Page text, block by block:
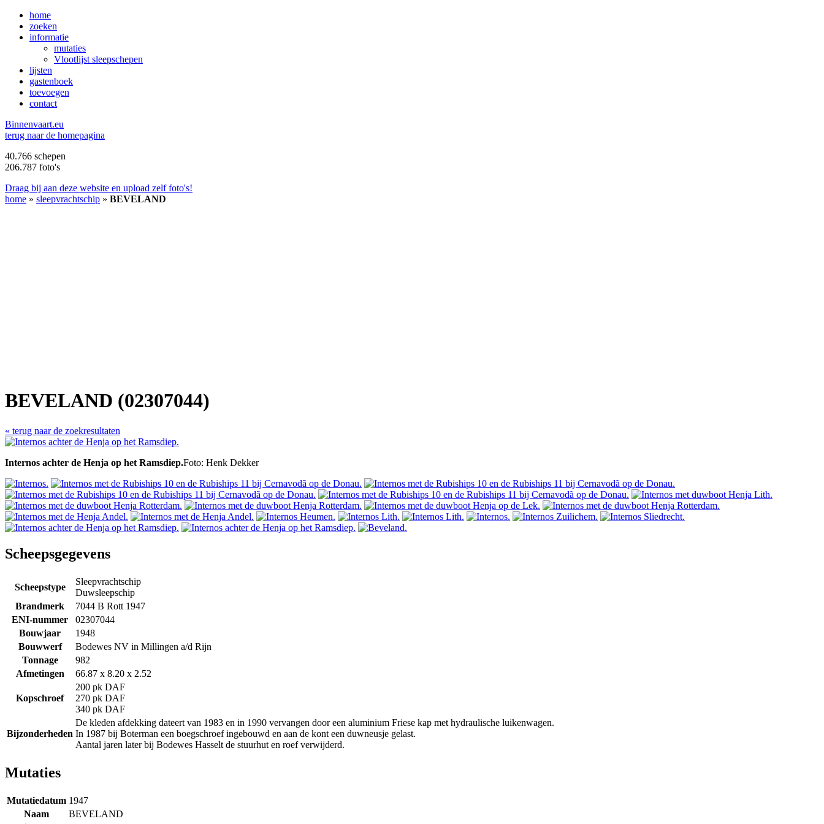
home
zoeken
informatie
mutaties
Vlootlijst sleepschepen
lijsten
gastenboek
toevoegen
contact
Binnenvaart.eu
terug naar de homepagina
40.766 schepen
206.787 foto's
Draag bij aan deze website en upload zelf foto's!
home » sleepvrachtschip » BEVELAND
BEVELAND (02307044)
« terug naar de zoekresultaten
Internos achter de Henja op het Ramsdiep.Foto: Henk Dekker
Scheepsgegevens
Scheepstype
Sleepvrachtschip
Duwsleepschip
Brandmerk
7044 B Rott 1947
ENI-nummer
02307044
Bouwjaar
1948
Bouwwerf
Bodewes NV in Millingen a/d Rijn
Tonnage
982
Afmetingen
66.87 x 8.20 x 2.52
Kopschroef
200 pk DAF
270 pk DAF
340 pk DAF
Bijzonderheden
De kleden afdekking dateert van 1983 en in 1990 vervangen door een aluminium Friese kap met hydraulische luikenwagen.
In 1987 bij Boterman een boegschroef ingebouwd en aan de kont een duwneusje gelast.
Aantal jaren later bij Bodewes Hasselt de stuurhut en roef verwijderd.
Mutaties
Mutatiedatum 1947
Naam
BEVELAND